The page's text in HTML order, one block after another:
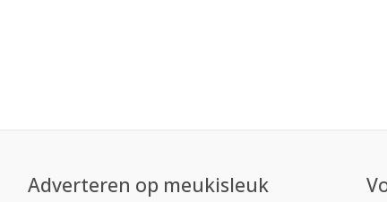
Adverteren op meukisleuk